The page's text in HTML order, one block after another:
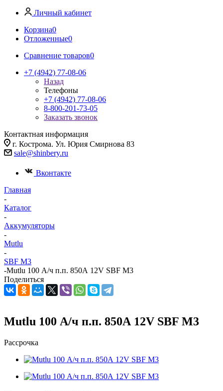
Личный кабинет
Корзина0
Отложенные0
Сравнение товаров0
+7 (4942) 77-08-06
Назад
Телефоны
+7 (4942) 77-08-06
8-800-201-73-05
Заказать звонок
Контактная информация
г. Кострома. Ул. Юрия Смирнова 83
sale@shinbery.ru
Вконтакте
Главная
-
Каталог
-
Аккумуляторы
-
Mutlu
-
SBF M3
-Mutlu 100 А/ч п.п. 850А 12V SBF M3
Поделиться
Mutlu 100 А/ч п.п. 850А 12V SBF M3
Рассрочка